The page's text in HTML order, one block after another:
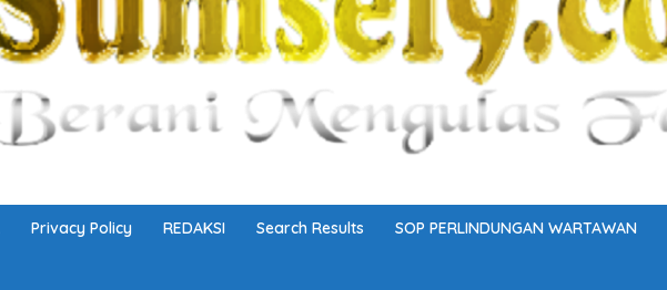
Privacy Policy REDAKSI Search Results SOP PERLINDUNGAN WARTAWAN